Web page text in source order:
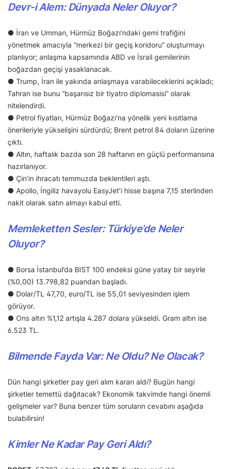
Devr-i Alem: Dünyada Neler Oluyor?
● İran ve Umman, Hürmüz Boğazı’ndaki gemi trafiğini
yönetmek amacıyla “merkezi bir geçiş koridoru” oluşturmayı
planlıyor; anlaşma kapsamında ABD ve İsrail gemilerinin
boğazdan geçişi yasaklanacak.
● Trump, İran ile yakında anlaşmaya varabileceklerini açıkladı;
Tahran ise bunu “başarısız bir tiyatro diplomasisi” olarak
nitelendirdi.
● Petrol fiyatları, Hürmüz Boğazı’na yönelik yeni kısıtlama
önerileriyle yükselişini sürdürdü; Brent petrol 84 doların üzerine
çıktı.
● Altın, haftalık bazda son 28 haftanın en güçlü performansına
hazırlanıyor.
● Çin’in ihracatı temmuzda beklentileri aştı.
● Apollo, İngiliz havayolu EasyJet’i hisse başına 7,15 sterlinden
nakit olarak satın almayı kabul etti.
Memleketten Sesler: Türkiye’de Neler
Oluyor?
● Borsa İstanbul’da BIST 100 endeksi güne yatay bir seyirle
(%0,00) 13.798,82 puandan başladı.
● Dolar/TL 47,70, euro/TL ise 55,01 seviyesinden işlem
görüyor.
● Ons altın %1,12 artışla 4.287 dolara yükseldi. Gram altın ise
6.523 TL.
Bilmende Fayda Var: Ne Oldu? Ne Olacak?
Dün hangi şirketler pay geri alım kararı aldı? Bugün hangi
şirketler temettü dağıtacak? Ekonomik takvimde hangi önemli
gelişmeler var? Buna benzer tüm soruların cevabını aşağıda
bulabilirsin!
Kimler Ne Kadar Pay Geri Aldı?